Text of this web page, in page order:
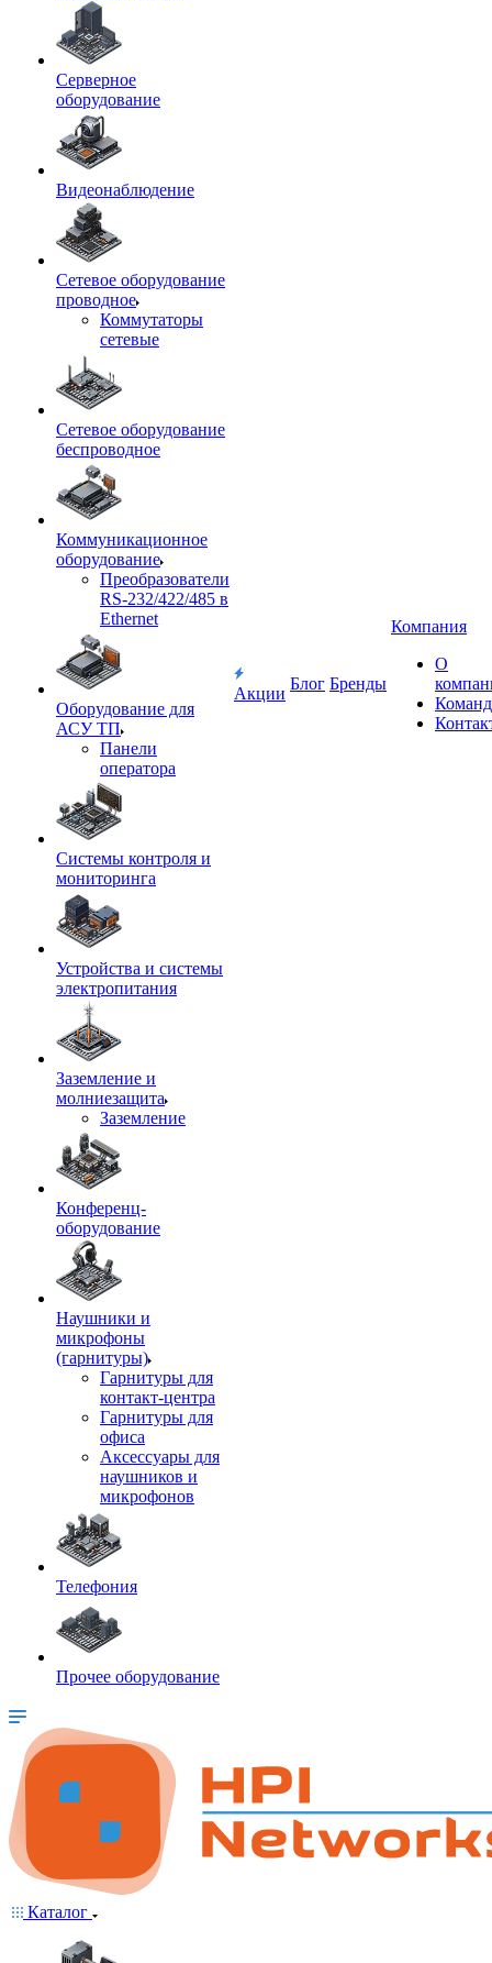
Серверное
оборудование
Видеонаблюдение
Сетевое оборудование
проводное
Коммутаторы
сетевые
Сетевое оборудование
беспроводное
Коммуникационное
оборудование
Преобразователи
RS-232/422/485 в
Ethernet
Оборудование для
АСУ ТП
Панели
оператора
Системы контроля и
мониторинга
Устройства и системы
электропитания
Заземление и
молниезащита
Заземление
Конференц-
оборудование
Наушники и
микрофоны
(гарнитуры)
Гарнитуры для
контакт-центра
Гарнитуры для
офиса
Аксессуары для
наушников и
микрофонов
Телефония
Прочее оборудование
Акции
Блог Бренды
Компания
О
Каталог